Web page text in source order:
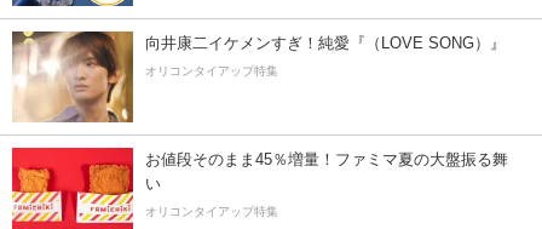
向井康二イケメンすぎ！純愛『（LOVE SONG）』
オリコンタイアップ特集
お値段そのまま45％増量！ファミマ夏の大盤振る舞
い
オリコンタイアップ特集